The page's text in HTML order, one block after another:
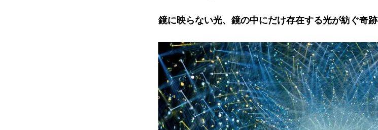
鏡に映らない光、鏡の中にだけ存在する光が紡ぐ奇跡